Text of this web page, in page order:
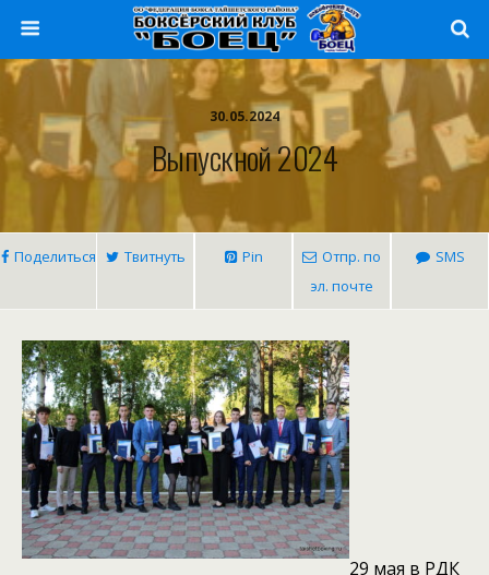
30.05.2024
Выпускной 2024
Поделиться Твитнуть Pin
Отпр. по
эл. почте
SMS
29 мая в РДК